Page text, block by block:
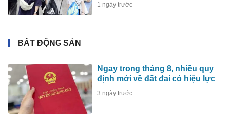
1 ngày trước
BẤT ĐỘNG SẢN
Ngay trong tháng 8, nhiều quy
định mới về đất đai có hiệu lực
3 ngày trước